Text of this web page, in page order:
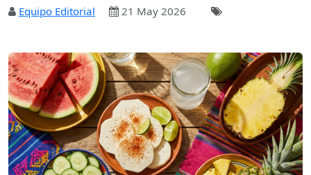
Equipo Editorial 21 May 2026